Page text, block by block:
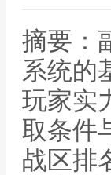
摘要：
系统的
玩家实
取条件
战区排